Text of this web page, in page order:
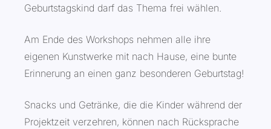
Geburtstagskind darf das Thema frei wählen.
Am Ende des Workshops nehmen alle ihre
eigenen Kunstwerke mit nach Hause, eine bunte
Erinnerung an einen ganz besonderen Geburtstag!
Snacks und Getränke, die die Kinder während der
Projektzeit verzehren, können nach Rücksprache